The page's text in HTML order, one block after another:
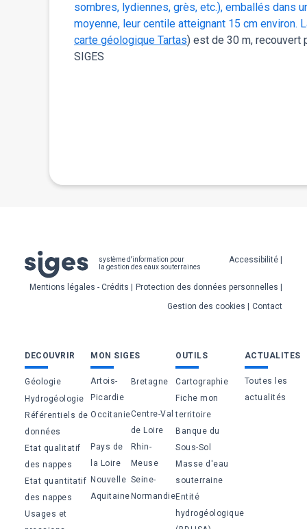
sombres, lydiennes, grès, etc.), emballés dans
moyenne, leur centile atteignant 15 cm environ.
carte géologique Tartas) est de 30 m, recouvert
SIGES
système d'information pour
la gestion des eaux souterraines
Pied
de
page
Accessibilité
Mentions légales - Crédits
Protection des données personnelles
Gestion des cookies
Contact
Bas
de
page
DECOUVRIR
Géologie
Hydrogéologie
Référentiels de
données
Etat qualitatif
des nappes
Etat quantitatif
des nappes
Usages et
MON SIGES
Artois-
Picardie
Bretagne
OccitanieCentre-Val
de Loire
Pays de
la Loire
Rhin-
Meuse
Nouvelle
Aquitaine
Seine-
Normandie
OUTILS
Cartographie
Fiche mon
territoire
Banque du
Sous-Sol
Masse d'eau
souterraine
Entité
hydrogéologique
ACTUALITES
Toutes les
actualités